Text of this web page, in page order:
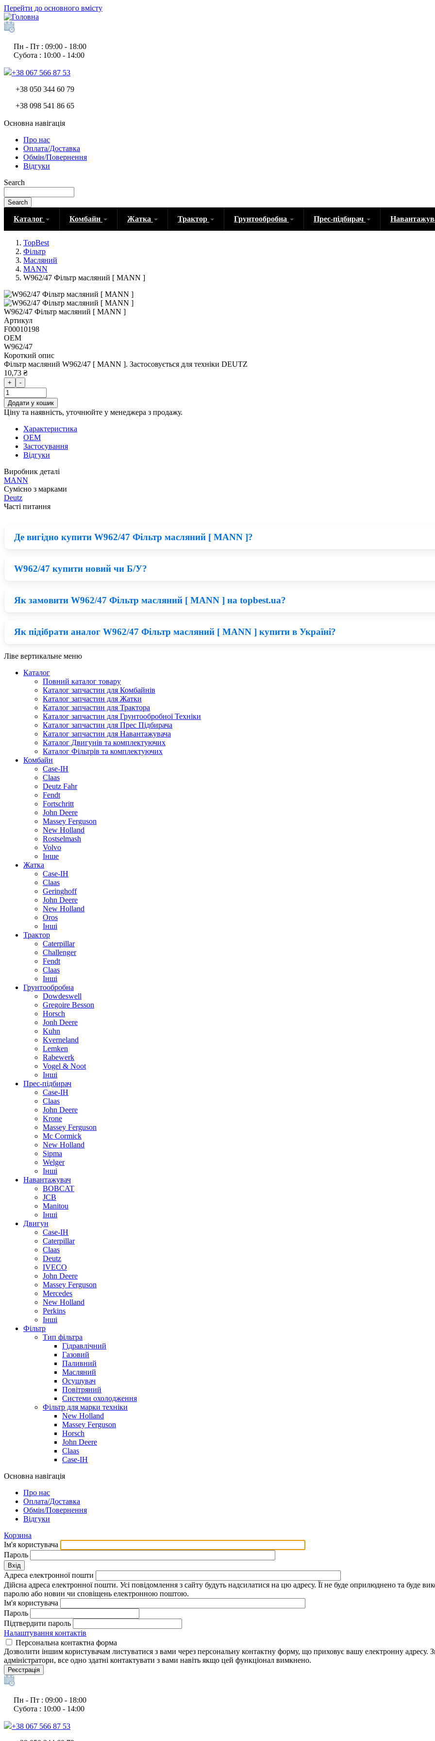
Перейти до основного вмісту
Пн - Пт : 09:00 - 18:00
Субота : 10:00 - 14:00
+38 067 566 87 53
+38 050 344 60 79
+38 098 541 86 65
Основна навігація
Про нас
Оплата/Доставка
Обмін/Повернення
Відгуки
Search
Search
Каталог Комбайн Жатка Трактор Грунтообробна Прес-підбирач
TopBest
Фільтр
Масляний
MANN
W962/47 Фільтр масляний [ MANN ]
W962/47 Фільтр масляний [ MANN ]
Артикул
F00010198
OEM
W962/47
Короткий опис
Фільтр масляний W962/47 [ MANN ]. Застосовується для техніки DEUTZ
10,73 ₴
+ -
Додати у кошик
Ціну та наявність, уточнюйте у менеджера з продажу.
Характеристика
OEM
Застосування
Відгуки
Виробник деталі
MANN
Сумісно з марками
Deutz
Часті питання
Де вигідно купити W962/47 Фільтр масляний [ MANN ]?
Зараз на ринку великий вибір запчастини на Deutz, на перший погляд, придбати Фільтр MANN по вигідній ціні складно. На
MANN по одній із найнижчих цін на ринку.
W962/47 купити новий чи Б/У?
Нові деталі MANN приблизно на 23% дорожчі ніж відновлені запчастини для сільськогосподарської техніки, тому все
вийти з ладу в короткий термін, а якщо встановити нові запчастини MANN, Ви зможете бути впевнені, що прослужать вони
Як замовити W962/47 Фільтр масляний [ MANN ] на topbest.ua?
Придбати W962/47 можна у нашому каталозі: запчастини на . По завершенню замовлення Вам зателефонує наш менеджер
вигідній ціні з доставкою в Київ, Харків, Львів.
Як підібрати аналог W962/47 Фільтр масляний [ MANN ] купити в Україні?
Для того, щоб обрати якісний аналог Фільтр MANN потрібно розуміти, що дешеві деталі для техніки володіють меншим
матеріалів. Відповідно при правильному співвідношенні ціни та якості можна придбати запчастини для Deutz по ціни в два
Ліве вертикальне меню
Каталог
Повний каталог товару
Каталог запчастин для Комбайнів
Каталог запчастин для Жатки
Каталог запчастин для Трактора
Каталог запчастин для Грунтообробної Техніки
Каталог запчастин для Прес Підбирача
Каталог запчастин для Навантажувача
Каталог Двигунів та комплектуючих
Каталог Фільтрів та комплектуючих
Комбайн
Case-IH
Claas
Deutz Fahr
Fendt
Fortschritt
John Deere
Massey Ferguson
New Holland
Rostselmash
Volvo
Інше
Жатка
Case-IH
Claas
Geringhoff
John Deere
New Holland
Oros
Інші
Трактор
Caterpillar
Challenger
Fendt
Claas
Інші
Грунтообробна
Dowdeswell
Gregoire Besson
Horsch
Jonh Deere
Kuhn
Kverneland
Lemken
Rabewerk
Vogel & Noot
Інші
Прес-підбирач
Case-IH
Claas
John Deere
Krone
Massey Ferguson
Mc Cormick
New Holland
Sipma
Welger
Інші
Навантажувач
BOBCAT
JCB
Manitou
Інші
Двигун
Case-IH
Caterpillar
Claas
Deutz
IVECO
John Deere
Massey Ferguson
Mercedes
New Holland
Perkins
Інші
Фільтр
Тип фільтра
Гідравлічний
Газовий
Паливний
Масляний
Осушувач
Повітряний
Системи охолодження
Фільтр для марки техніки
New Holland
Massey Ferguson
Horsch
John Deere
Claas
Case-IH
Основна навігація
Про нас
Оплата/Доставка
Обмін/Повернення
Відгуки
Корзина
Ім'я користувача
Пароль
Вхід
Адреса електронної пошти
Дійсна адреса електронної пошти. Усі повідомлення з сайту будуть надсилатися на цю адресу. Її не буде оприлюднено та
паролю або новин чи сповіщень електронною поштою.
Ім'я користувача
Пароль
Підтвердити пароль
Налаштування контактів
Персональна контактна форма
Дозволити іншим користувачам листуватися з вами через персональну контактну форму, що приховує вашу електронну адресу.
адміністратори, все одно здатні контактувати з вами навіть якщо цей функціонал вимкнено.
Реєстрація
Пн - Пт : 09:00 - 18:00
Субота : 10:00 - 14:00
+38 067 566 87 53